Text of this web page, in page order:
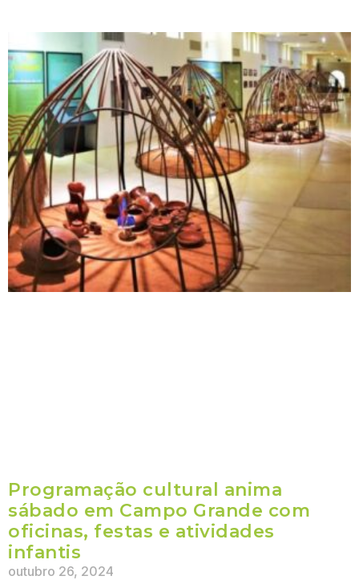
Programação cultural anima
sábado em Campo Grande com
oficinas, festas e atividades
infantis
outubro 26, 2024